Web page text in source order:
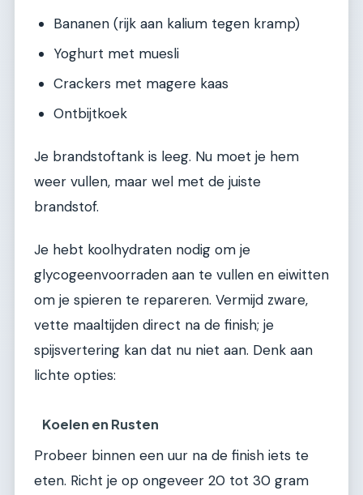
Bananen (rijk aan kalium tegen kramp)
Yoghurt met muesli
Crackers met magere kaas
Ontbijtkoek
Je brandstoftank is leeg. Nu moet je hem
weer vullen, maar wel met de juiste
brandstof.
Je hebt koolhydraten nodig om je
glycogeenvoorraden aan te vullen en eiwitten
om je spieren te repareren. Vermijd zware,
vette maaltijden direct na de finish; je
spijsvertering kan dat nu niet aan. Denk aan
lichte opties:
Koelen en Rusten
Probeer binnen een uur na de finish iets te
eten. Richt je op ongeveer 20 tot 30 gram